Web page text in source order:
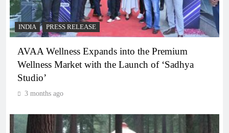
INDIA PRESS RELEASE
AVAA Wellness Expands into the Premium
Wellness Market with the Launch of ‘Sadhya
Studio’
3 months ago